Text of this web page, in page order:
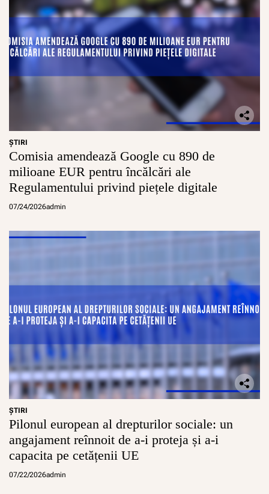
ŞTIRI
Comisia amendează Google cu 890 de
milioane EUR pentru încălcări ale
Regulamentului privind piețele digitale
07/24/2026admin
ŞTIRI
Pilonul european al drepturilor sociale: un
angajament reînnoit de a-i proteja și a-i
capacita pe cetățenii UE
07/22/2026admin